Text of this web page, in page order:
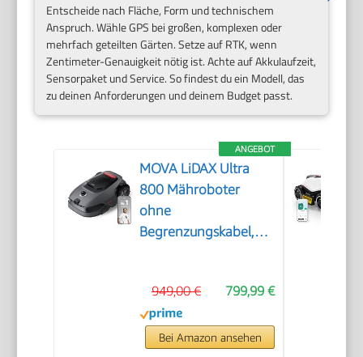
Entscheide nach Fläche, Form und technischem
Anspruch. Wähle GPS bei großen, komplexen oder
mehrfach geteilten Gärten. Setze auf RTK, wenn
Zentimeter-Genauigkeit nötig ist. Achte auf Akkulaufzeit,
Sensorpaket und Service. So findest du ein Modell, das
zu deinen Anforderungen und deinem Budget passt.
ANGEBOT
MOVA LiDAX Ultra
800 Mähroboter
ohne
Begrenzungskabel,
799,99 €
949,00 €
Bei Amazon ansehen